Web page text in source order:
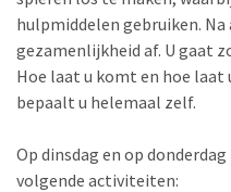
hulpmiddelen gebruiken.
gezamenlijkheid af. U gaat
Hoe laat u komt en hoe laat
bepaalt u helemaal zelf.
Op dinsdag en op
volgende activiteiten: